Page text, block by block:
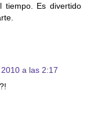
tiempo. Es divertido
a las 2:17